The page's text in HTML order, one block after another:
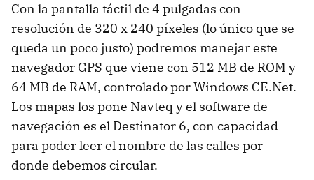
Con la pantalla táctil de 4 pulgadas con
resolución de 320 x 240 píxeles (lo único que se
queda un poco justo) podremos manejar este
navegador GPS que viene con 512 MB de ROM y
64 MB de RAM, controlado por Windows CE.Net.
Los mapas los pone Navteq y el software de
navegación es el Destinator 6, con capacidad
para poder leer el nombre de las calles por
donde debemos circular.